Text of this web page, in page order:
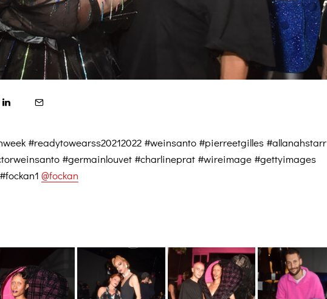
#readytowearss20212022 #weinsanto #pierreetgilles #allanahstarr
#germainlouvet #charlineprat #wireimage #gettyimages
#fockan1 @fockan